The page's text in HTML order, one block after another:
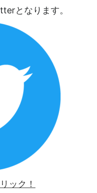
となります。
ック！